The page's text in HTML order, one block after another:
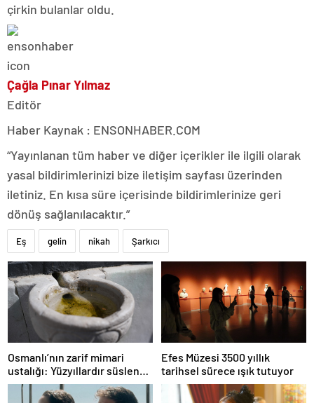
çirkin bulanlar oldu.
Çağla Pınar Yılmaz
Editör
Haber Kaynak : ENSONHABER.COM
“Yayınlanan tüm haber ve diğer içerikler ile ilgili olarak
yasal bildirimlerinizi bize iletişim sayfası üzerinden
iletiniz. En kısa süre içerisinde bildirimlerinize geri
dönüş sağlanılacaktır.”
Eş gelin nikah Şarkıcı
Osmanlı’nın zarif mimari
ustalığı: Yüzyıllardır süslenen
kuş sebilleri ve çanakları
Efes Müzesi 3500 yıllık
tarihsel sürece ışık tutuyor